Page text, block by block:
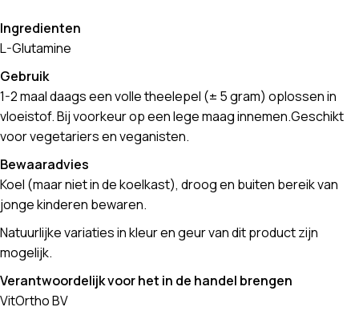
Ingredienten
L-Glutamine
Gebruik
1-2 maal daags een volle theelepel (± 5 gram) oplossen in
vloeistof. Bij voorkeur op een lege maag innemen.Geschikt
voor vegetariers en veganisten.
Bewaaradvies
Koel (maar niet in de koelkast), droog en buiten bereik van
jonge kinderen bewaren.
Natuurlijke variaties in kleur en geur van dit product zijn
mogelijk.
Verantwoordelijk voor het in de handel brengen
VitOrtho BV